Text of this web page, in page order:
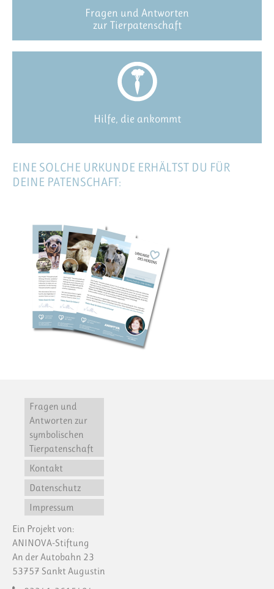
Fragen und Antworten
zur Tierpatenschaft
Hilfe, die ankommt
EINE SOLCHE URKUNDE ERHÄLTST DU FÜR
DEINE PATENSCHAFT:
Fragen und
Antworten zur
symbolischen
Tierpatenschaft
Kontakt
Datenschutz
Impressum
Ein Projekt von:
ANINOVA-Stiftung
An der Autobahn 23
53757 Sankt Augustin